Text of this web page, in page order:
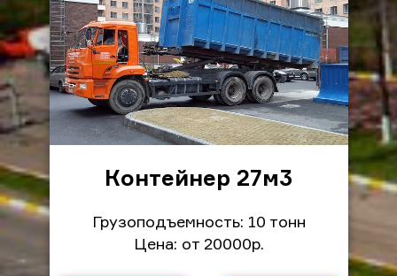
Контейнер 27м3
Грузоподъемность: 10 тонн
Цена: от 20000р.